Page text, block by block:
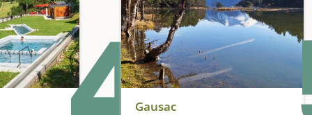
Gausac